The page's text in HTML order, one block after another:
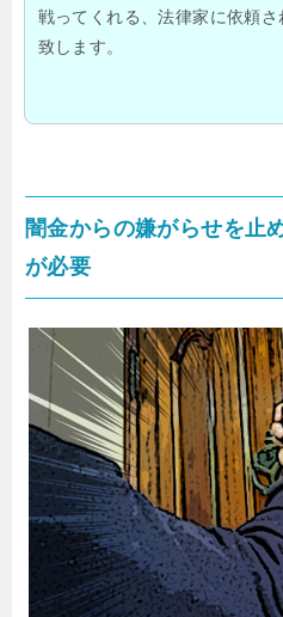
戦ってくれる、法律家に依頼さ
致します。
闇金からの嫌がらせを止
が必要